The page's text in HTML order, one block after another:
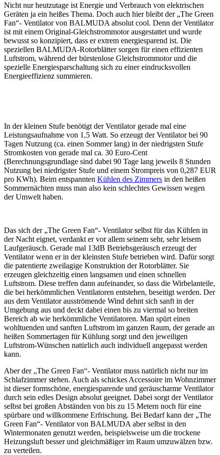
Nicht nur heutzutage ist Energie und Verbrauch von elektrischen
Geräten ja ein heißes Thema. Doch auch hier bleibt der „The Green
Fan“- Ventilator von BALMUDA absolut cool. Denn der Ventilator
ist mit einem Original-Gleichstrommotor ausgestattet und wurde
bewusst so konzipiert, dass er extrem energiesparend ist. Die
speziellen BALMUDA-Rotorblätter sorgen für einen effizienten
Luftstrom, während der bürstenlose Gleichstrommotor und die
spezielle Energiesparschaltung sich zu einer eindrucksvollen
Energieeffizienz summieren.
In der kleinen Stufe benötigt der Ventilator gerade mal eine
Leistungsaufnahme von 1,5 Watt. So erzeugt der Ventilator bei 90
Tagen Nutzung (ca. einen Sommer lang) in der niedrigsten Stufe
Stromkosten von gerade mal ca. 30 Euro-Cent
(Berechnungsgrundlage sind dabei 90 Tage lang jeweils 8 Stunden
Nutzung bei niedrigster Stufe und einem Strompreis von 0,287 EUR
pro KWh). Beim entspannten Kühlen des Zimmers in den heißen
Sommernächten muss man also kein schlechtes Gewissen wegen
der Umwelt haben.
Das sich der „The Green Fan“- Ventilator selbst für das Kühlen in
der Nacht eignet, verdankt er vor allem seinem sehr, sehr leisem
Laufgeräusch. Gerade mal 13dB Betriebsgeräusch erzeugt der
Ventilator wenn er in der kleinsten Stufe betrieben wird. Dafür sorgt
die patentierte zweilagige Konstruktion der Rotorblätter. Sie
erzeugen gleichzeitig einen langsamen und einen schnellen
Luftstrom. Diese treffen dann aufeinander, so dass die Wirbelanteile,
die bei herkömmlichen Ventilatoren entstehen, beseitigt werden. Der
aus dem Ventilator ausströmende Wind dehnt sich sanft in der
Umgebung aus und deckt dabei einen bis zu viermal so breiten
Bereich ab wie herkömmliche Ventilatoren. Man spürt einen
wohltuenden und sanften Luftstrom im ganzen Raum, der gerade an
heißen Sommertagen für Kühlung sorgt und den jeweiligen
Luftstrom-Wünschen natürlich auch individuell angepasst werden
kann.
Aber der „The Green Fan“- Ventilator muss natürlich nicht nur im
Schlafzimmer stehen. Auch als schickes Accessoire im Wohnzimmer
ist dieser formschöne, energiesparende und geräuscharme Ventilator
durch sein edles Design absolut geeignet. Dabei sorgt der Ventilator
selbst bei großen Abständen von bis zu 15 Metern noch für eine
spürbare und willkommene Erfrischung. Bei Bedarf kann der „The
Green Fan“- Ventilator von BALMUDA aber selbst in den
Wintermonaten genutzt werden, beispielsweise um die trockene
Heizungsluft besser und gleichmäßiger im Raum umzuwälzen bzw.
zu verteilen.